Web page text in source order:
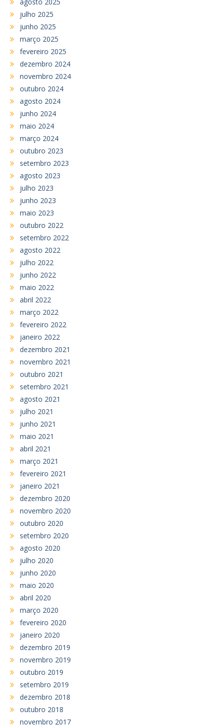
julho 2025
junho 2025
março 2025
fevereiro 2025
dezembro 2024
novembro 2024
outubro 2024
agosto 2024
junho 2024
maio 2024
março 2024
outubro 2023
setembro 2023
agosto 2023
julho 2023
junho 2023
maio 2023
outubro 2022
setembro 2022
agosto 2022
julho 2022
junho 2022
maio 2022
abril 2022
março 2022
fevereiro 2022
janeiro 2022
dezembro 2021
novembro 2021
outubro 2021
setembro 2021
agosto 2021
julho 2021
junho 2021
maio 2021
abril 2021
março 2021
fevereiro 2021
janeiro 2021
dezembro 2020
novembro 2020
outubro 2020
setembro 2020
agosto 2020
julho 2020
junho 2020
maio 2020
abril 2020
março 2020
fevereiro 2020
janeiro 2020
dezembro 2019
novembro 2019
outubro 2019
setembro 2019
dezembro 2018
outubro 2018
novembro 2017